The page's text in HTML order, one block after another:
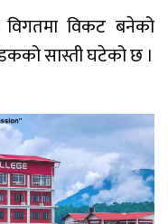
विगतमा विकट बनेको
सास्ती घटेको छ ।